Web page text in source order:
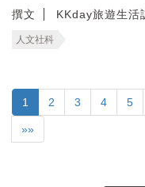
撰文 KKday旅遊生活
人文社科
1 2 3 4 5
»»